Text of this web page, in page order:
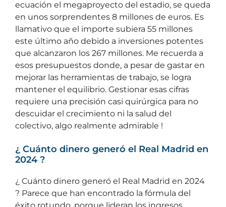
ecuación el megaproyecto del estadio, se queda
en unos sorprendentes 8 millones de euros. Es
llamativo que el importe subiera 55 millones
este último año debido a inversiones potentes
que alcanzaron los 267 millones. Me recuerda a
esos presupuestos donde, a pesar de gastar en
mejorar las herramientas de trabajo, se logra
mantener el equilibrio. Gestionar esas cifras
requiere una precisión casi quirúrgica para no
descuidar el crecimiento ni la salud del
colectivo, algo realmente admirable !
¿ Cuánto dinero generó el Real Madrid en
2024 ?
¿ Cuánto dinero generó el Real Madrid en 2024
? Parece que han encontrado la fórmula del